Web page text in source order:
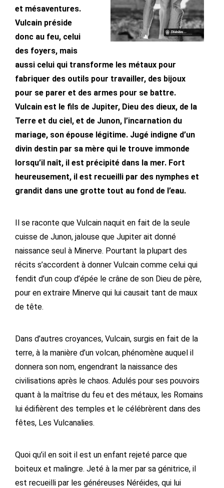
et mésaventures.
Vulcain préside
donc au feu, celui
des foyers, mais
aussi celui qui transforme les métaux pour
fabriquer des outils pour travailler, des bijoux
pour se parer et des armes pour se battre.
Vulcain est le fils de Jupiter, Dieu des dieux, de la
Terre et du ciel, et de Junon, l’incarnation du
mariage, son épouse légitime. Jugé indigne d’un
divin destin par sa mère qui le trouve immonde
lorsqu’il naît, il est précipité dans la mer. Fort
heureusement, il est recueilli par des nymphes et
grandit dans une grotte tout au fond de l’eau.
Il se raconte que Vulcain naquit en fait de la seule
cuisse de Junon, jalouse que Jupiter ait donné
naissance seul à Minerve. Pourtant la plupart des
récits s’accordent à donner Vulcain comme celui qui
fendit d’un coup d’épée le crâne de son Dieu de père,
pour en extraire Minerve qui lui causait tant de maux
de tête.
Dans d’autres croyances, Vulcain, surgis en fait de la
terre, à la manière d’un volcan, phénomène auquel il
donnera son nom, engendrant la naissance des
civilisations après le chaos. Adulés pour ses pouvoirs
quant à la maîtrise du feu et des métaux, les Romains
lui édifièrent des temples et le célébrèrent dans des
fêtes, Les Vulcanalies.
Quoi qu’il en soit il est un enfant rejeté parce que
boiteux et malingre. Jeté à la mer par sa génitrice, il
est recueilli par les généreuses Néréides, qui lui